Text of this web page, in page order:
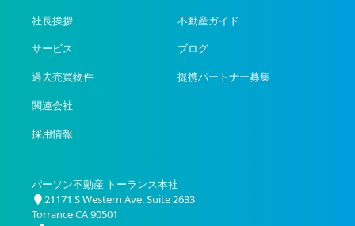
社長挨拶
サービス
過去売買物件
関連会社
採用情報
不動産ガイド
ブログ
提携パートナー募集
パーソン不動産 トーランス本社
21171 S Western Ave. Suite 2633
Torrance CA 90501